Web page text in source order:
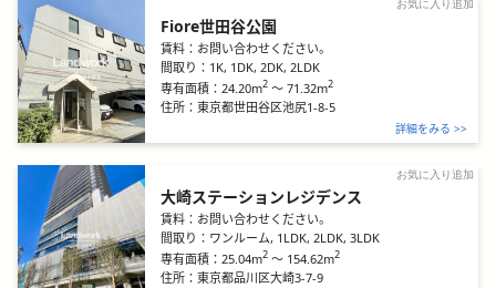
お気に入り追加
Fiore世田谷公園
賃料： お問い合わせください。
間取り： 1K, 1DK, 2DK, 2LDK
専有面積：24.20m2 ～ 71.32m2
住所：東京都世田谷区池尻1-8-5
詳細をみる >>
お気に入り追加
大崎ステーションレジデンス
賃料： お問い合わせください。
間取り： ワンルーム, 1LDK, 2LDK, 3LDK
専有面積：25.04m2 ～ 154.62m2
住所：東京都品川区大崎3-7-9